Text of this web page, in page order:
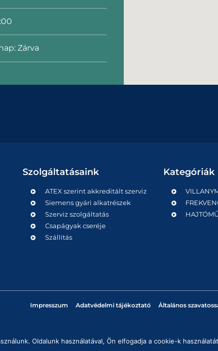
Zárva
Szolgáltatásaink
ATEX szerint akkreditált szerviz
Siemens gyári alkatrészek
Szerviz szolgáltatás
Csapágyak cseréje
Szállítás
Kategóriák
Impresszum Adatvédelmi tájékoztató Általános
Oldalunk használatával, Ön elfogadja a cookie-k